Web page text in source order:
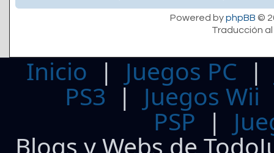
Powered byphpBB ©
Traducción
Inicio | Juegos PC
PS3| Juegos Wii
PSP |
Blogs y Webs de